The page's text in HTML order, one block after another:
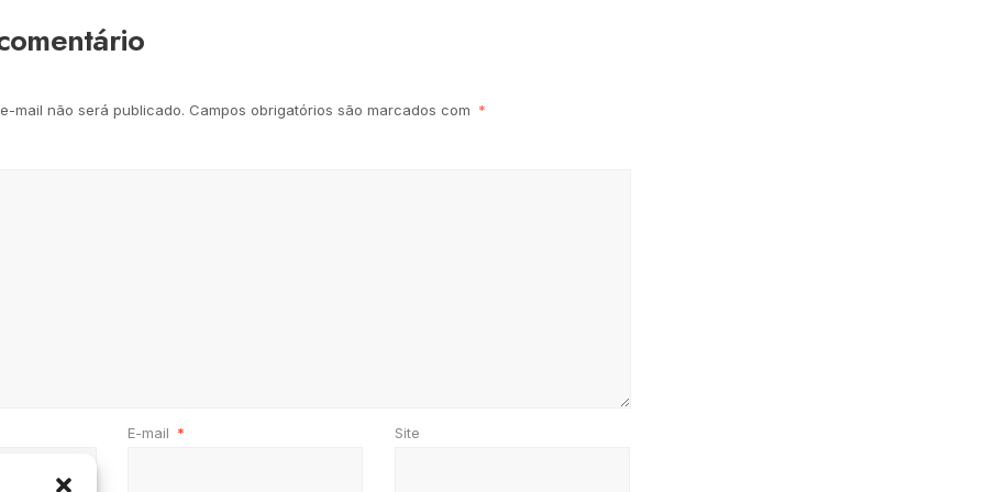
mail não será publicado. Campos obrigatórios são marcados com *
E-mail * Site